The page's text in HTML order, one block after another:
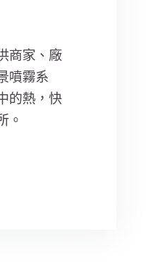
商家、廠
噴霧系
的熱，快
。